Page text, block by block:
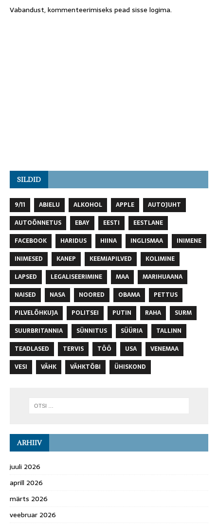
Vabandust, kommenteerimiseks pead sisse logima.
SILDID
9/11 ABIELU ALKOHOL APPLE
AUTOJUHT
AUTOÕNNETUS
EBAY EESTI
EESTLANE
FACEBOOK
HARIDUS HIINA INGLISMAA
INIMENE
INIMESED
KANEP KEEMIAPILVED
KOLIMINE
LAPSED
LEGALISEERIMINE MAA
MARIHUAANA
NAISED
NASA NOORED OBAMA
PETTUS
PILVELÕHKUJA
POLITSEI PUTIN RAHA
SURM
SUURBRITANNIA
SÜNNITUS SÜÜRIA
TALLINN
TEADLASED
TERVIS TÖÖ USA
VENEMAA
VESI
VÄHK VÄHKTÕBI ÜHISKOND
ARHIIV
juuli 2026
aprill 2026
märts 2026
veebruar 2026